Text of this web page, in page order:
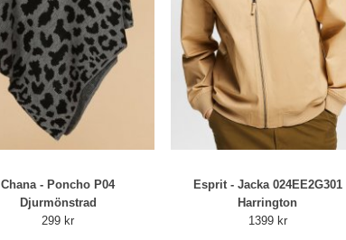
Chana - Poncho P04
Djurmönstrad
299 kr
Esprit - Jacka 024EE2G301
Harrington
1399 kr